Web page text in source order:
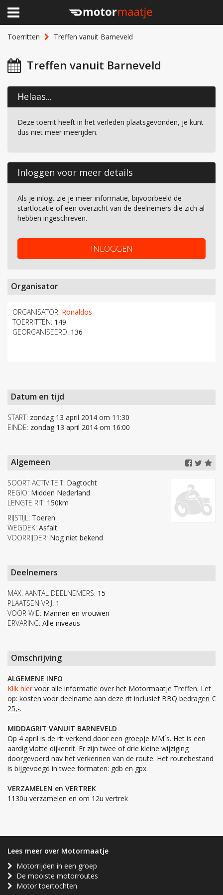
Toerritten Treffen vanuit Barneveld
Treffen vanuit Barneveld
Helaas...
Deze toerrit heeft in het verleden plaatsgevonden, je kunt
dus niet meer meerijden.
Inloggen voor meer details
Als je inlogt zie je meer informatie, bijvoorbeeld de
startlocatie of een overzicht van de deelnemers die zich al
hebben ingeschreven.
INLOGGEN
Organisator
ORGANISATOR: Ronaldos
TOERRITTEN: 149
GEORGANISEERD: 136
Datum en tijd
START: zondag 13 april 2014 om 11:30
EINDE: zondag 13 april 2014 om 16:00
Algemeen
SOORT ACTIVITEIT: Dagtocht
REGIO: Midden Nederland
LENGTE RIT: 150km
RIJSTIJL: Toeren
WEGDEK: Asfalt
VOORRIJDER: Nog niet bekend
Deelnemers
MAX. AANTAL DEELNEMERS: 15
PLAATSEN VRIJ: 1
VOOR WIE: Mannen en vrouwen
ERVARING: Alle niveaus
Omschrijving
ALGEMENE INFO
Klik hiervoor alle informatie over het Motormaatje Treffen. Let
op: kosten voor deelname aan deze rit inclusief BBQ bedragen €
25,-.
MIDDAGRIT VANUIT BARNEVELD
Op 4 april is de rit verkend door een groepje MM´s. Het is een
aardig vlotte dijkenrit. Er zijn twee of drie kleine wijziging
doorgevoerd nav het verkennen van de route. Het routebestand
is bijgevoegd in twee formaten: gdb en gpx.
VERZAMELEN en VERTREK
1130u verzamelen en om 12u vertrek
Lees meer over Motormaatje
Motorrijden in een groep
De mooiste motorroutes
Motor toertochten
×
Home
Clubhuis
Lid worden
Over Motormaatje